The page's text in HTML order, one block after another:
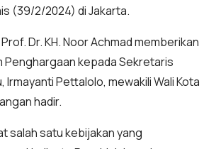
(39/2/2024) di Jakarta.
Dr. KH. Noor Achmad memberikan
Penghargaan kepada Sekretaris
Irmayanti Pettalolo, mewakili Wali Kota
hadir.
salah satu kebijakan yang